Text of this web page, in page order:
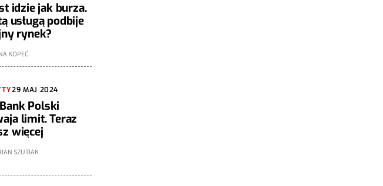
idzie jak burza.
usługą podbije
rynek?
KOPEĆ
29 MAJ 2024
Polski
limit. Teraz
więcej
SZUTIAK